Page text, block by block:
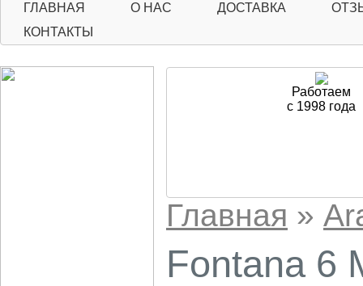
ГЛАВНАЯ О НАС ДОСТАВКА
КОНТАКТЫ
Работаем
с 1998 года
Главная »
Fontana 6